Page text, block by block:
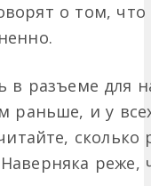
о том,
в разъеме для
раньше, и у
сколько
реже,